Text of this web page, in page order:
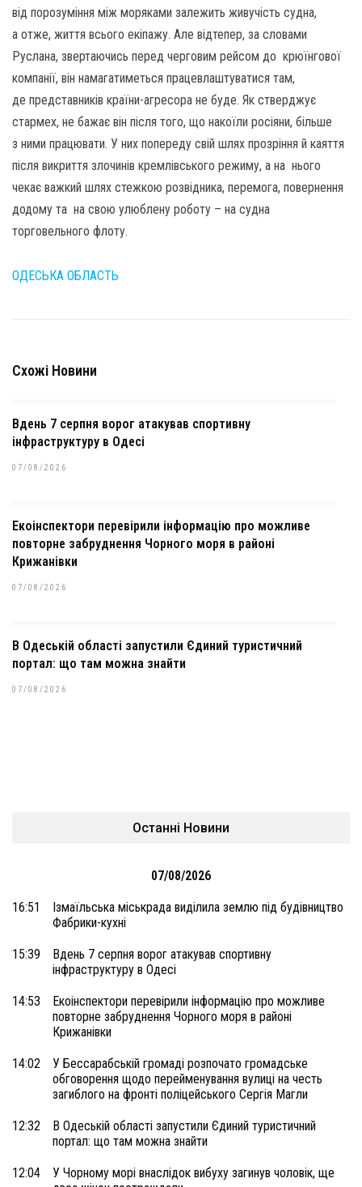
від порозуміння між моряками залежить живучість судна,
а отже, життя всього екіпажу. Але відтепер, за словами
Руслана, звертаючись перед черговим рейсом до крюїнгової
компанії, він намагатиметься працевлаштуватися там,
де представників країни-агресора не буде. Як стверджує
стармех, не бажає він після того, що накоїли росіяни, більше
з ними працювати. У них попереду свій шлях прозріння й каяття
після викриття злочинів кремлівського режиму, а на нього
чекає важкий шлях стежкою розвідника, перемога, повернення
додому та на свою улюблену роботу – на судна
торговельного флоту.
ОДЕСЬКА ОБЛАСТЬ
Схожі Новини
Вдень 7 серпня ворог атакував спортивну
інфраструктуру в Одесі
07/08/2026
Екоінспектори перевірили інформацію про можливе
повторне забруднення Чорного моря в районі
Крижанівки
07/08/2026
В Одеській області запустили Єдиний туристичний
портал: що там можна знайти
07/08/2026
Останні Новини
07/08/2026
16:51
Ізмаїльська міськрада виділила землю під будівництво
Фабрики-кухні
15:39
Вдень 7 серпня ворог атакував спортивну
інфраструктуру в Одесі
14:53
Екоінспектори перевірили інформацію про можливе
повторне забруднення Чорного моря в районі
Крижанівки
14:02
У Бессарабській громаді розпочато громадське
обговорення щодо перейменування вулиці на честь
загиблого на фронті поліцейського Сергія Магли
12:32
В Одеській області запустили Єдиний туристичний
портал: що там можна знайти
12:04
У Чорному морі внаслідок вибуху загинув чоловік, ще